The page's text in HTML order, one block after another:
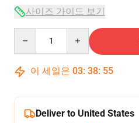
사이즈 가이드 보기
이 세일은 03: 38: 54
Deliver to United States